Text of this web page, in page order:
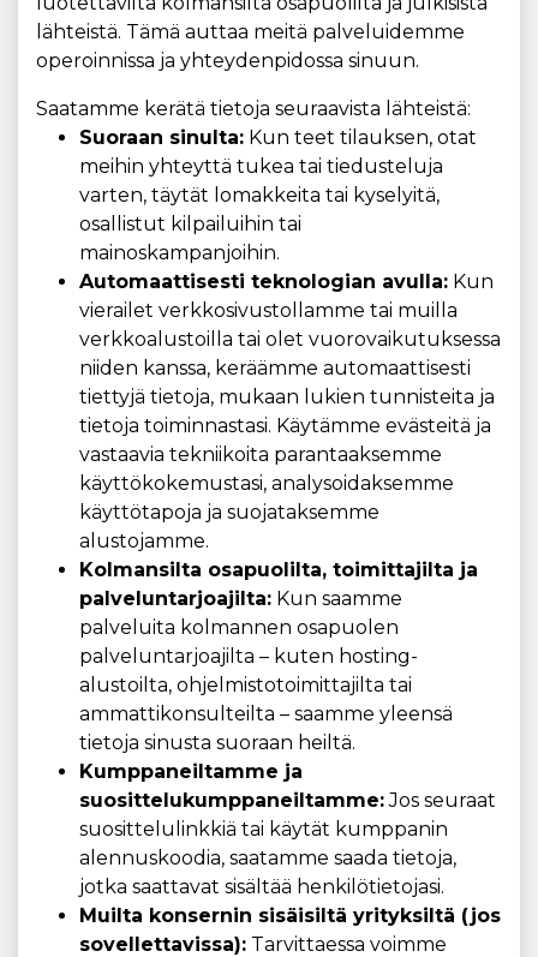
lähteistä. Tämä auttaa meitä palveluidemme
operoinnissa ja yhteydenpidossa sinuun.
Saatamme kerätä tietoja seuraavista lähteistä:
Suoraan sinulta: Kun teet tilauksen, otat
meihin yhteyttä tukea tai tiedusteluja
varten, täytät lomakkeita tai kyselyitä,
osallistut kilpailuihin tai
mainoskampanjoihin.
Automaattisesti teknologian avulla: Kun
vierailet verkkosivustollamme tai muilla
verkkoalustoilla tai olet vuorovaikutuksessa
niiden kanssa, keräämme automaattisesti
tiettyjä tietoja, mukaan lukien tunnisteita ja
tietoja toiminnastasi. Käytämme evästeitä ja
vastaavia tekniikoita parantaaksemme
käyttökokemustasi, analysoidaksemme
käyttötapoja ja suojataksemme
alustojamme.
Kolmansilta osapuolilta, toimittajilta ja
palveluntarjoajilta: Kun saamme
palveluita kolmannen osapuolen
palveluntarjoajilta – kuten hosting-
alustoilta, ohjelmistotoimittajilta tai
ammattikonsulteilta – saamme yleensä
tietoja sinusta suoraan heiltä.
Kumppaneiltamme ja
suosittelukumppaneiltamme:Jos seuraat
suosittelulinkkiä tai käytät kumppanin
alennuskoodia, saatamme saada tietoja,
jotka saattavat sisältää henkilötietojasi.
Muilta konsernin sisäisiltä yrityksiltä (jos
sovellettavissa): Tarvittaessa voimme